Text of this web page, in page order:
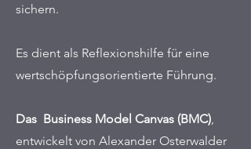
sichern.
Es dient als Reflexionshilfe für eine
wertschöpfungsorientierte Führung.
Das Business Model Canvas (BMC),
entwickelt von Alexander Osterwalder